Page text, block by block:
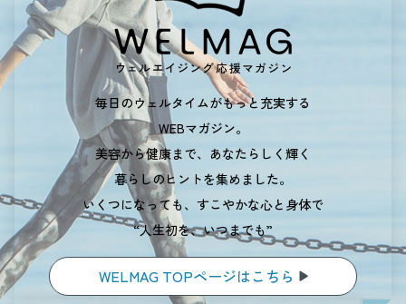
毎日のウェルタイムがもっと充実する
WEBマガジン。
美容から健康まで、あなたらしく輝く
暮らしのヒントを集めました。
いくつになっても、すこやかな心と身体で
“人生初を、いつまでも”
WELMAG TOPページはこちら